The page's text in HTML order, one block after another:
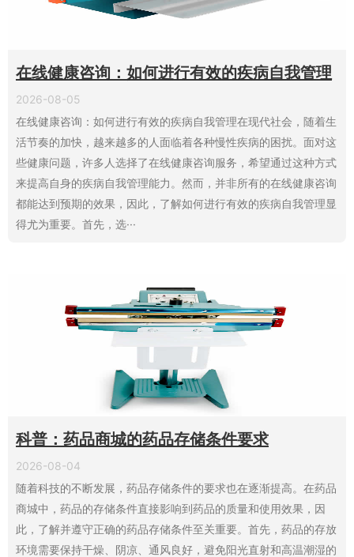
在线健康咨询：如何进行有效的疾病自我管理
2026-08-05
在线健康咨询：如何进行有效的疾病自我管理在现代社会，随着生
活节奏的加快，越来越多的人面临着各种慢性疾病的困扰。面对这
些健康问题，许多人选择了在线健康咨询服务，希望通过这种方式
来提高自身的疾病自我管理能力。然而，并非所有的在线健康咨询
都能达到预期的效果，因此，了解如何进行有效的疾病自我管理显
得尤为重要。首先，选···
科普：药品商城的药品存储条件要求
2026-08-04
随着科技的不断发展，药品存储条件的要求也在逐渐提高。在药品
商城中，药品的存储条件直接影响到药品的质量和使用效果，因
此，了解并遵守正确的药品存储条件至关重要。首先，药品的存放
环境需要保持干燥、阴凉、通风良好，避免阳光直射和高温潮湿的